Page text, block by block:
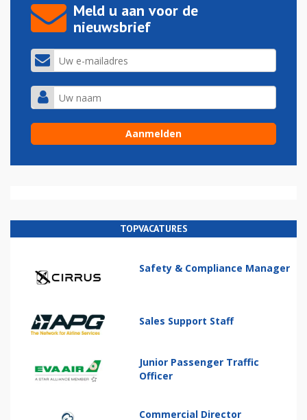
Meld u aan voor de
nieuwsbrief
TOPVACATURES
Safety & Compliance Manager
Sales Support Staff
Junior Passenger Traffic
Officer
Commercial Director